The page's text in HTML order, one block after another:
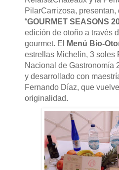
PilarCarrizosa, presentan,
“GOURMET SEASONS
edición de otoño a través
gourmet. El
Menú Bio-
estrellas Michelin, 3 soles
Nacional de Gastronomía
y desarrollado con
Fernando Díaz, que
originalidad.